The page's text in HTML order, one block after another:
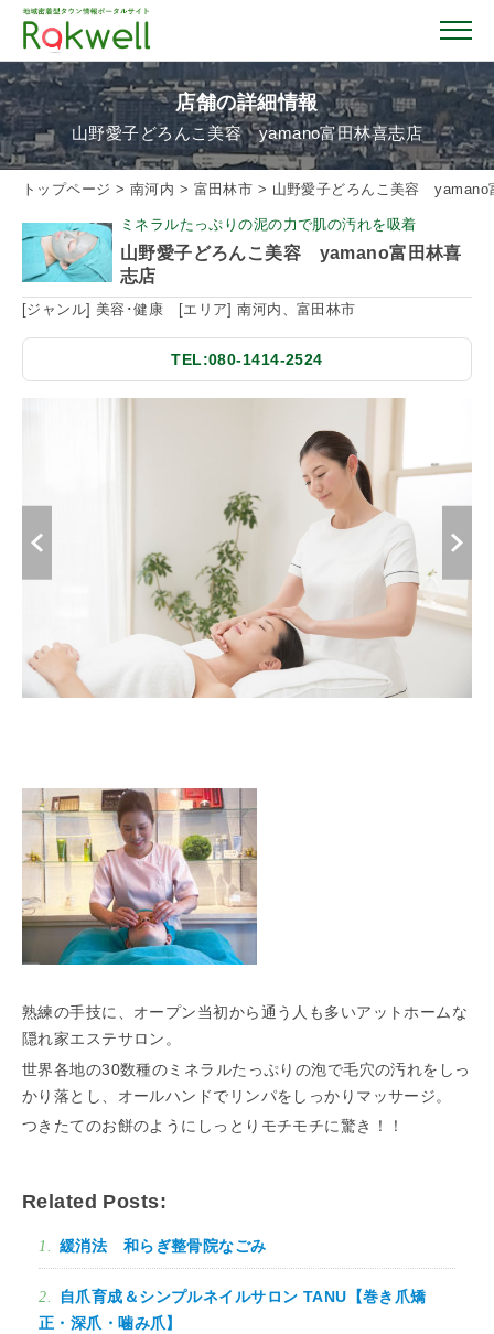
トップページ
お店を探す
イベント情報
クーポン情報
「らくうぇる。」は⼤阪 南河内の地域密着型ポータルサ
イト！ランチやディナーのクーポン、イベント、地域情報
▲メニューを閉じる
店舗の詳細情報
山野愛子どろんこ美容 yamano富田林喜志店
トップページ > 南河内 > 富田林市 > 山野愛子どろんこ美容 yamano
ミネラルたっぷりの泥の力で肌の汚れを吸着
山野愛子どろんこ美容 yamano富田林喜
志店
[ジャンル] 美容･健康 [エリア] 南河内、富田林市
TEL:080-1414-2524
熟練の手技に、オープン当初から通う人も多いアットホームな
隠れ家エステサロン。
世界各地の30数種のミネラルたっぷりの泡で毛穴の汚れをしっ
かり落とし、オールハンドでリンパをしっかりマッサージ。
つきたてのお餅のようにしっとりモチモチに驚き！！
Related Posts:
緩消法 和らぎ整骨院なごみ
自爪育成＆シンプルネイルサロン TANU【巻き爪矯
正・深爪・噛み爪】